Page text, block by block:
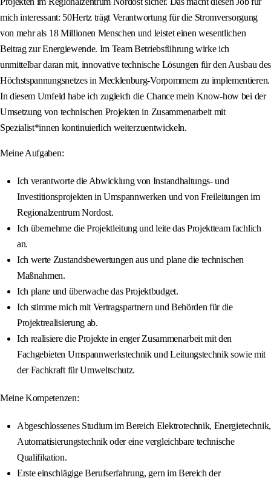
mich interessant: 50Hertz trägt Verantwortung für die Stromversorgung
von mehr als 18 Millionen Menschen und leistet einen wesentlichen
Beitrag zur Energiewende. Im Team Betriebsführung wirke ich
unmittelbar daran mit, innovative technische Lösungen für den Ausbau des
Höchstspannungsnetzes in Mecklenburg-Vorpommern zu implementieren.
In diesem Umfeld habe ich zugleich die Chance mein Know-how bei der
Umsetzung von technischen Projekten in Zusammenarbeit mit
Spezialist*innen kontinuierlich weiterzuentwickeln.
Meine Aufgaben:
Ich verantworte die Abwicklung von Instandhaltungs- und
Investitionsprojekten in Umspannwerken und von Freileitungen im
Regionalzentrum Nordost.
Ich übernehme die Projektleitung und leite das Projektteam fachlich
an.
Ich werte Zustandsbewertungen aus und plane die technischen
Maßnahmen.
Ich plane und überwache das Projektbudget.
Ich stimme mich mit Vertragspartnern und Behörden für die
Projektrealisierung ab.
Ich realisiere die Projekte in enger Zusammenarbeit mit den
Fachgebieten Umspannwerkstechnik und Leitungstechnik sowie mit
der Fachkraft für Umweltschutz.
Meine Kompetenzen:
Abgeschlossenes Studium im Bereich Elektrotechnik, Energietechnik,
Automatisierungstechnik oder eine vergleichbare technische
Qualifikation.
Erste einschlägige Berufserfahrung, gern im Bereich der